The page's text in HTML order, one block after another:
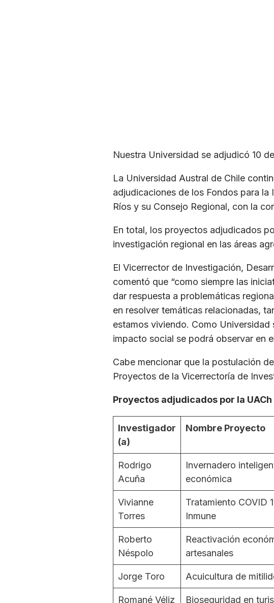
Nuestra Universidad se adjudicó 10
La Universidad Austral de Chile
adjudicaciones de los Fondos para
Ríos y su Consejo Regional, con la
En total, los proyectos adjudicados
investigación regional en las áreas
El Vicerrector de Investigación,
comentó que “como siempre las
dar respuesta a problemáticas
en resolver temáticas relacionadas,
estamos viviendo. Como
impacto social se podrá observar en
Cabe mencionar que la postulación
Proyectos de la Vicerrectoría de
Proyectos adjudicados por la UACh
Investigador
(a)
Nombre Proyecto
Rodrigo
Acuña
Invernadero
económica
Vivianne
Torres
Tratamiento COVID
Inmune
Roberto
Néspolo
Reactivación
artesanales
Jorge Toro Acuicultura de
Romané Véliz Bioseguridad en